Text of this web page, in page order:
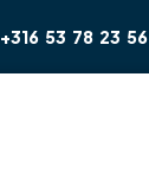
+316 53 78 23 56